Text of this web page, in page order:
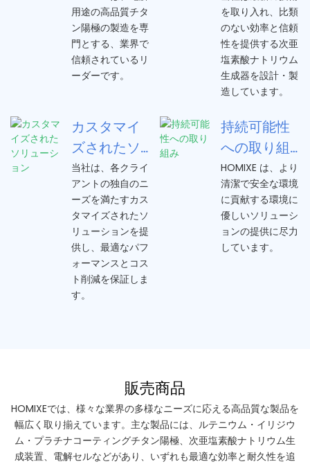
用途の高品質チタ
ン陽極の製造を専
門とする、業界で
信頼されているリ
ーダーです。
を取り入れ、比類
のない効率と信頼
性を提供する次亜
塩素酸ナトリウム
生成器を設計・製
造しています。
カスタマイ
ズされたソ
リューショ
ン
当社は、各クライ
アントの独自のニ
ーズを満たすカス
タマイズされたソ
リューションを提
供し、最適なパフ
ォーマンスとコス
ト削減を保証しま
す。
持続可能性
への取り組
み
HOMIXE は、より
清潔で安全な環境
に貢献する環境に
優しいソリューシ
ョンの提供に尽力
しています。
販売商品
HOMIXEでは、様々な業界の多様なニーズに応える高品質な製品を
幅広く取り揃えています。主な製品には、ルテニウム・イリジウ
ム・プラチナコーティングチタン陽極、次亜塩素酸ナトリウム生
成装置、電解セルなどがあり、いずれも最適な効率と耐久性を追